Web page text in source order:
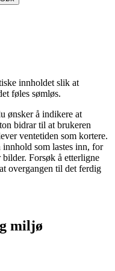
innholdet slik at
føles sømløs.
ønsker å indikere at
bidrar til at brukeren
ventetiden som kortere.
innhold som lastes inn, for
Forsøk å etterligne
overgangen til det ferdig
miljø